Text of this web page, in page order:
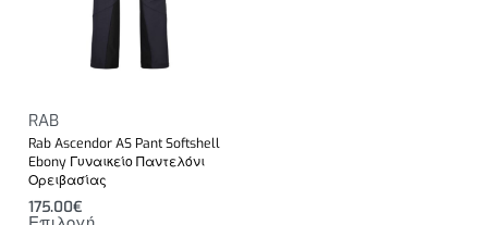
RAB
Rab Ascendor AS Pant Softshell
Ebony Γυναικείο Παντελόνι
Ορειβασίας
175.00€